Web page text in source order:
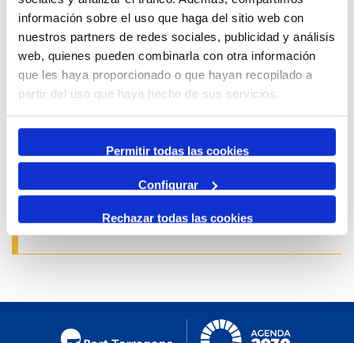
información sobre el uso que haga del sitio web con
nuestros partners de redes sociales, publicidad y análisis
web, quienes pueden combinarla con otra información
que les haya proporcionado o que hayan recopilado a
partir del uso que haya hecho de sus servicios.
Permitir todas las cookies
Configurar
Rechazar todas las cookies
31 Agost 2026
Exposició | La peça blava, Sextant
Museu del Port
7 Octubre 2026
Inscripcions a PortAutors/es 2026